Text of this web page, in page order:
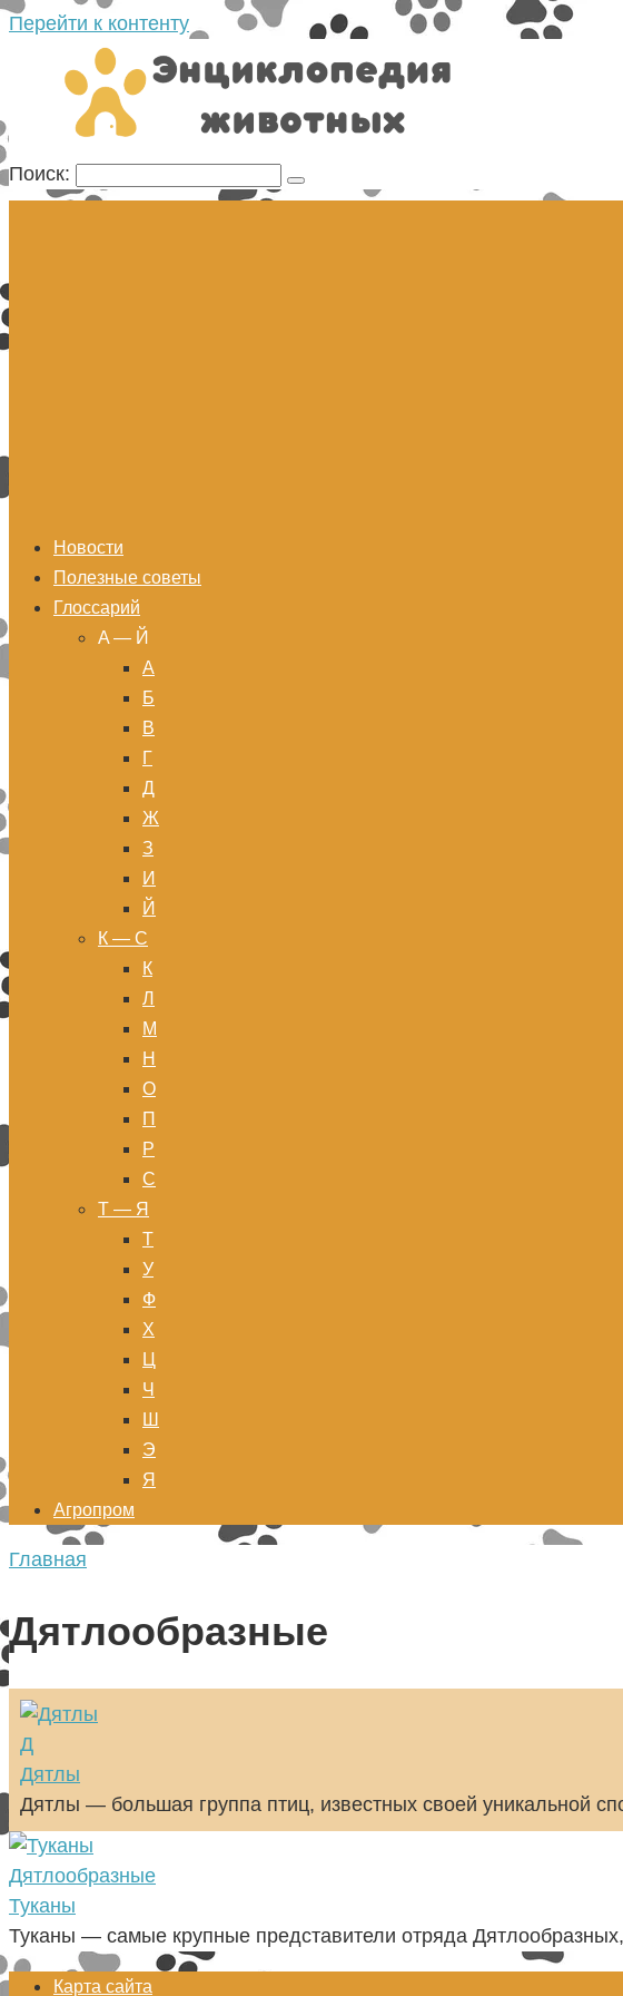
Перейти к контенту
Поиск:
Новости
Полезные советы
Глоссарий
A — Й
А
Б
В
Г
Д
Ж
З
И
Й
К — С
К
Л
М
Н
О
П
Р
С
Т — Я
Т
У
Ф
Х
Ц
Ч
Ш
Э
Я
Агропром
Главная
Дятлообразные
Д
Дятлы
Дятлы — большая группа птиц, известных своей уникальной
Дятлообразные
Туканы
Туканы — самые крупные представители отряда
Карта сайта